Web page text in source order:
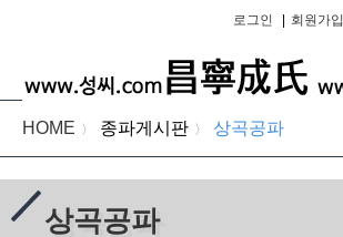
로그인 회원가입
HOME 〉 종파게시판 〉 상곡공파
상곡공파